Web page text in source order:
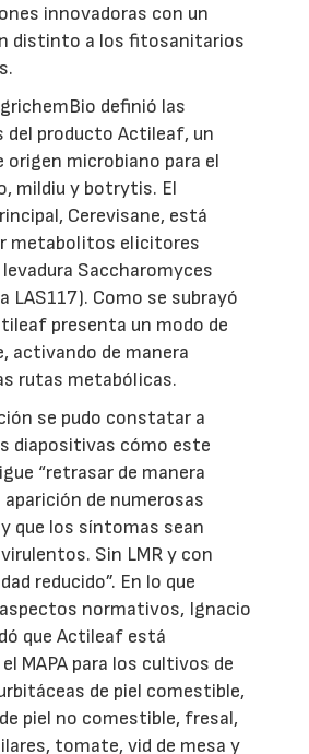
innovadoras con un
distinto a los fitosanitarios
definió las
producto Actileaf, un
origen microbiano para el
mildiu y botrytis. El
Cerevisane, está
metabolitos elicitores
Saccharomyces
LAS117). Como se subrayó
presenta un modo de
activando de manera
rutas metabólicas.
se pudo constatar a
diapositivas cómo este
“retrasar de manera
de numerosas
que los síntomas sean
Sin LMR y con
reducido”. En lo que
normativos, Ignacio
que Actileaf está
MAPA para los cultivos de
de piel comestible,
piel no comestible, fresal,
tomate, vid de mesa y